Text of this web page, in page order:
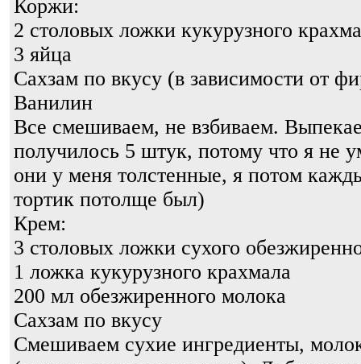
Коржи:
2 столовых ложки кукурузного
3 яйца
Сахзам по вкусу (в зависимости от
Ванилин
Все смешиваем, не взбиваем.
получилось 5 штук, потому что я не
они у меня толстенные, я потом
тортик потолще был)
Крем:
3 столовых ложки сухого
1 ложка кукурузного крахмала
200 мл обезжиренного молока
Сахзам по вкусу
Смешиваем сухие ингредиенты,